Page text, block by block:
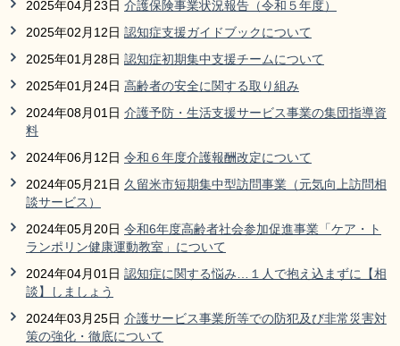
2025年04月23日 介護保険事業状況報告（令和５年度）
2025年02月12日 認知症支援ガイドブックについて
2025年01月28日 認知症初期集中支援チームについて
2025年01月24日 高齢者の安全に関する取り組み
2024年08月01日 介護予防・生活支援サービス事業の集団指導資
料
2024年06月12日 令和６年度介護報酬改定について
2024年05月21日 久留米市短期集中型訪問事業（元気向上訪問相
談サービス）
2024年05月20日 令和6年度高齢者社会参加促進事業「ケア・ト
ランポリン健康運動教室」について
2024年04月01日 認知症に関する悩み…１人で抱え込まずに【相
談】しましょう
2024年03月25日 介護サービス事業所等での防犯及び非常災害対
策の強化・徹底について